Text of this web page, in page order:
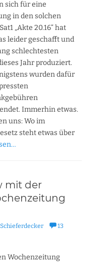
sich für eine
in den solchen
„Akte 20.16“ hat
leider geschafft und
schlechtesten
Jahr produziert.
wurden dafür
Immerhin etwas.
uns: Wo im
steht etwas über
mit der
13
Wochenzeitung